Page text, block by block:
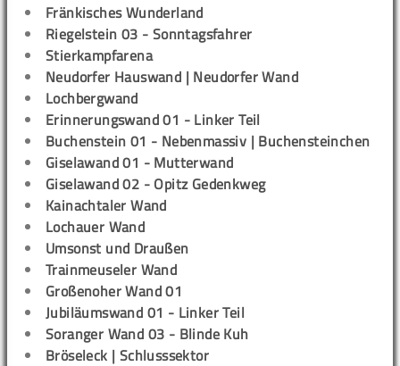
Fränkisches Wunderland
Riegelstein 03 - Sonntagsfahrer
Stierkampfarena
Neudorfer Hauswand | Neudorfer Wand
Lochbergwand
Erinnerungswand 01 - Linker Teil
Buchenstein 01 - Nebenmassiv | Buchensteinchen
Giselawand 01 - Mutterwand
Giselawand 02 - Opitz Gedenkweg
Kainachtaler Wand
Lochauer Wand
Umsonst und Draußen
Trainmeuseler Wand
Großenoher Wand 01
Jubiläumswand 01 - Linker Teil
Soranger Wand 03 - Blinde Kuh
Bröseleck | Schlusssektor